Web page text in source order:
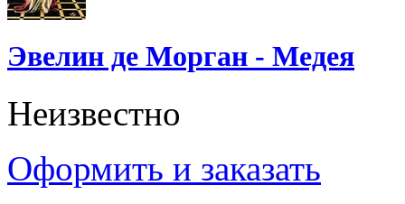
Эвелин де Морган - Медея
Неизвестно
Оформить и заказать